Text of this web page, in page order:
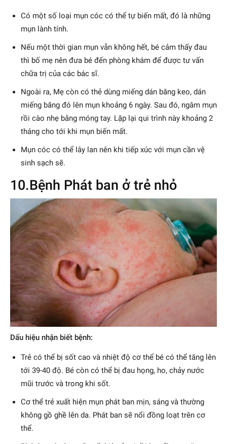
Có một số loại mụn cóc có thể tự biến mất, đó là những
mụn lành tính.
Nếu một thời gian mụn vẫn không hết, bé cảm thấy đau
thì bố mẹ nên đưa bé đến phòng khám để được tư vấn
chữa trị của các bác sĩ.
Ngoài ra, Mẹ còn có thẻ dùng miếng dán băng keo, dán
miếng băng đó lên mụn khoảng 6 ngày. Sau đó, ngâm mụn
rồi cào nhẹ bằng móng tay. Lặp lại qui trình này khoảng 2
tháng cho tới khi mụn biến mất.
Mụn cóc có thể lây lan nên khi tiếp xúc với mụn cần vệ
sinh sạch sẽ.
10.Bệnh Phát ban ở trẻ nhỏ
Dấu hiệu nhận biết bệnh:
Trẻ có thể bị sốt cao và nhiệt độ cơ thể bé có thể tăng lên
tới 39-40 độ. Bé còn có thể bị đau họng, ho, chảy nước
mũi trước và trong khi sốt.
Cơ thể trẻ xuất hiện mụn phát ban mịn, sáng và thường
không gồ ghề lên da. Phát ban sẽ nổi đồng loạt trên cơ
thể.